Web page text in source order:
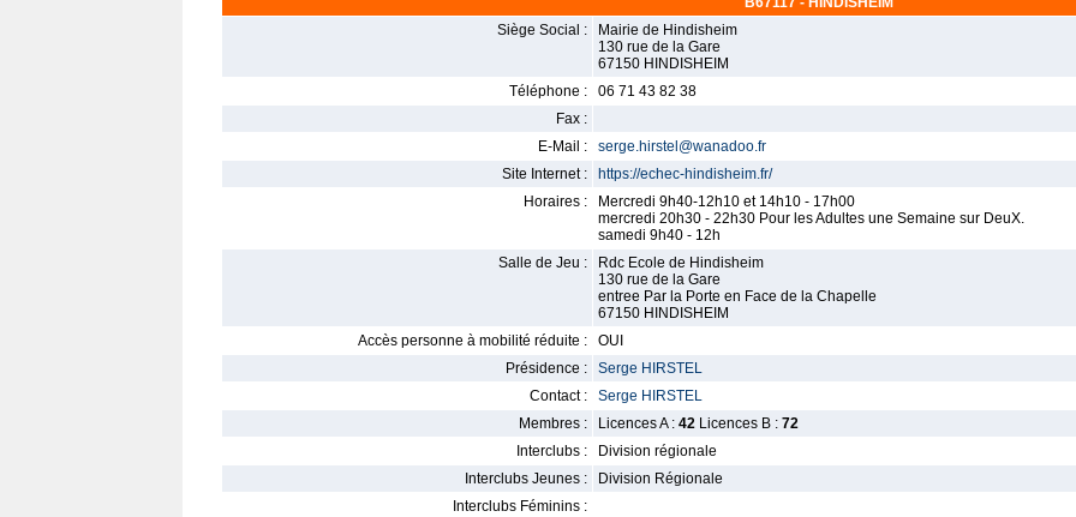
Siège Social :
Mairie de Hindisheim
130 rue de la Gare
67150 HINDISHEIM
Téléphone :
06 71 43 82 38
Fax :
E-Mail :
serge.hirstel@wanadoo.fr
Site Internet :
https://echec-hindisheim.fr/
Horaires :
Mercredi 9h40-12h10 et 14h10 - 17h00
mercredi 20h30 - 22h30 Pour les Adultes une Semaine sur DeuX.
samedi 9h40 - 12h
Salle de Jeu :
Rdc Ecole de Hindisheim
130 rue de la Gare
entree Par la Porte en Face de la Chapelle
67150 HINDISHEIM
Accès personne à mobilité réduite :
OUI
Présidence :
Serge HIRSTEL
Contact :
Serge HIRSTEL
Membres :
Licences A : 42 Licences B : 72
Interclubs :
Division régionale
Interclubs Jeunes :
Division Régionale
Interclubs Féminins :